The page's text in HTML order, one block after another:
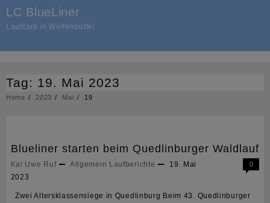
content
LC BlueLiner
Laufclub in Wolfenbüttel
Tag: 19. Mai 2023
Home 2023 Mai 19
Blueliner starten beim Quedlinburger Waldlauf
Kai Uwe Ruf Allgemein Laufberichte
19. Mai
2023
0
Zwei Altersklassensiege in Quedlinburg Beim 43. Quedlinburger